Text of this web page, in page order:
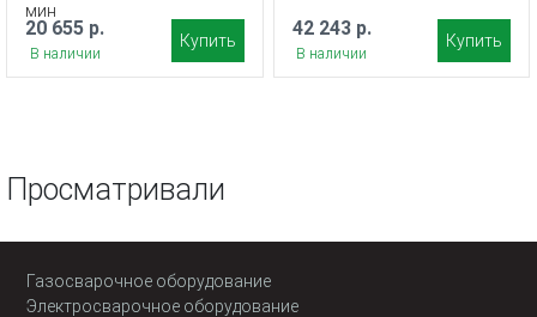
мин
20 655 р.
В наличии
Купить
42 243 р.
В наличии
Купить
Просматривали
Газосварочное оборудование
Электросварочное оборудование